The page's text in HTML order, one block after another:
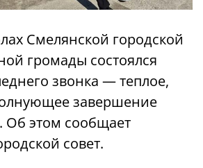
Смелянской городской
громады состоялся
звонка — теплое,
завершение
Об этом сообщает
совет.